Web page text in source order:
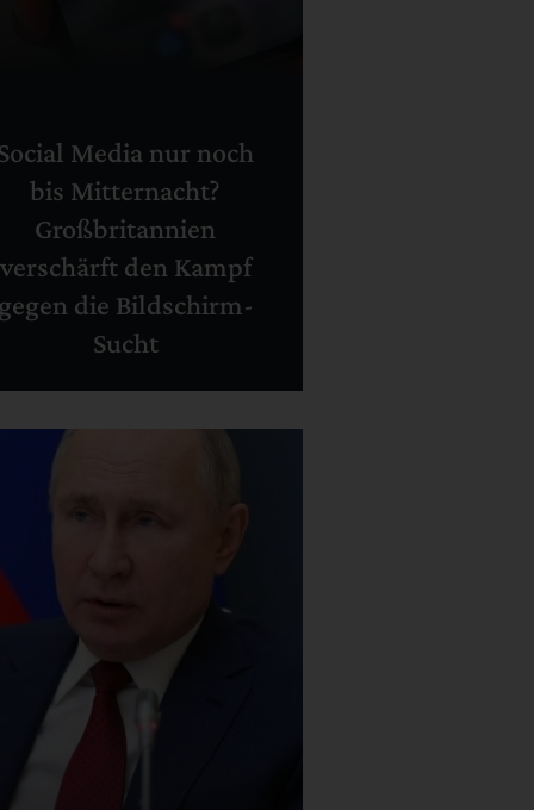
Media nur noch
bis Mitternacht?
Großbritannien
verschärft den Kampf
gegen die Bildschirm-
Sucht